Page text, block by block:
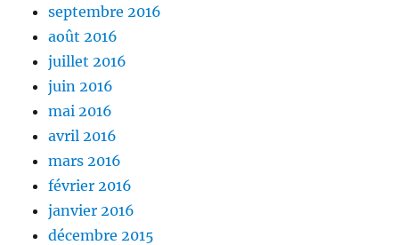
septembre 2016
août 2016
juillet 2016
juin 2016
mai 2016
avril 2016
mars 2016
février 2016
janvier 2016
décembre 2015